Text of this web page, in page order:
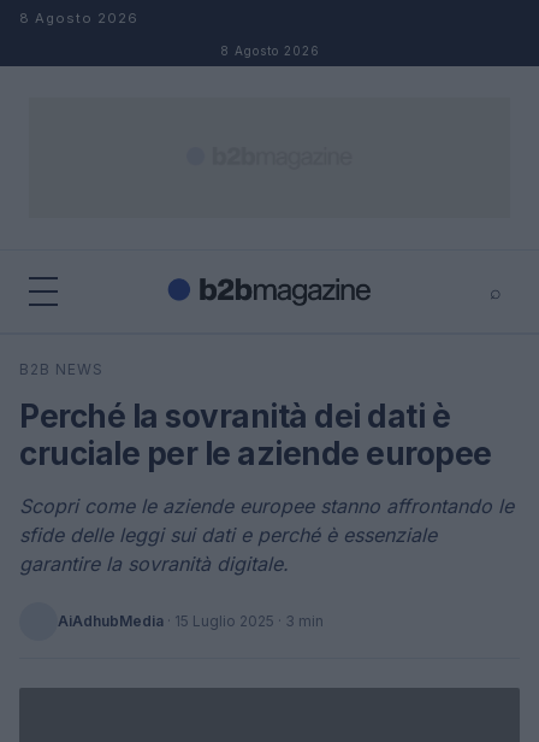
Salta al contenuto
8 Agosto 2026
8 Agosto 2026
⌕
Cerca
B2B NEWS
Perché la sovranità dei dati è
cruciale per le aziende europee
Scopri come le aziende europee stanno affrontando le
sfide delle leggi sui dati e perché è essenziale
garantire la sovranità digitale.
AiAdhubMedia · 15 Luglio 2025 · 3 min